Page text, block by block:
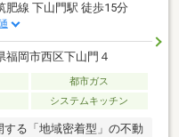
肥線 下山門駅 徒歩15分
福岡市西区下山門４
都市ガス
システムキッチン
る「地域密着型」の不動